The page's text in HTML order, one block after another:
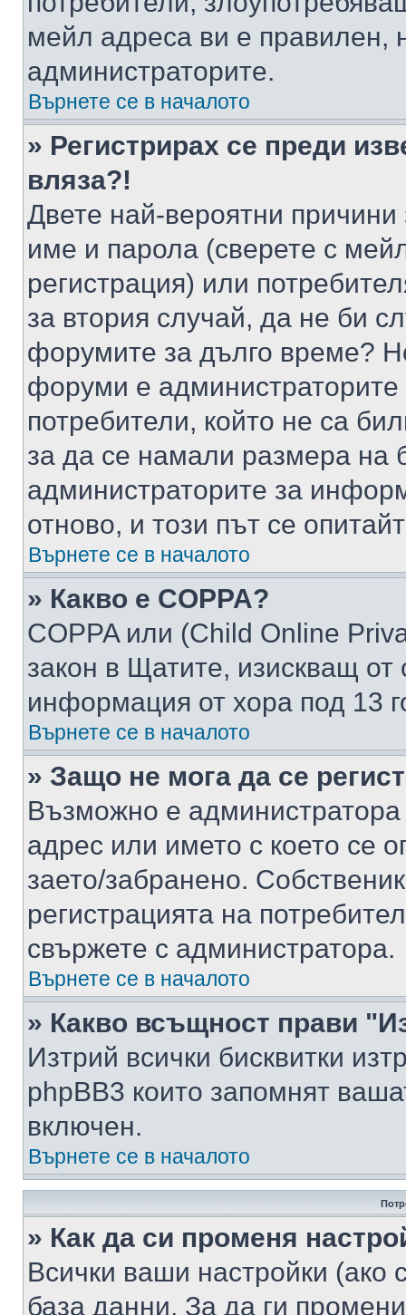
мейл адреса ви е правилен,
администраторите.
Върнете се в началото
» Регистрирах се преди
вляза?!
Двете най-вероятни
име и парола (сверете с
регистрация) или
за втория случай, да не би
форумите за дълго време?
форуми е администраторите
потребители, който не са
за да се намали размера на
администраторите за
отново, и този път се
Върнете се в началото
» Какво е COPPA?
COPPA или (Child Online
закон в Щатите, изискващ от
информация от хора под 13
Върнете се в началото
» Защо не мога да се
Възможно е
адрес или името с което се
заето/забранено.
регистрацията на
свържете с администратора.
Върнете се в началото
» Какво всъщност прави
Изтрий всички бисквитки
phpBB3 които запомнят
включен.
Върнете се в началото
» Как да си променя
Всички ваши настройки (ако
база данни. За да ги